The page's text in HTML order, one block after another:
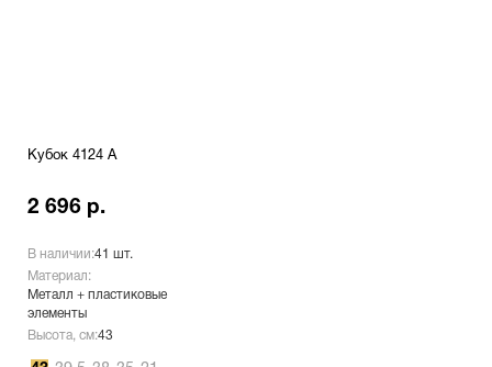
Кубок 4124 A
2 696 р.
В наличии:41 шт.
Материал:
Металл + пластиковые
элементы
Высота, см:43